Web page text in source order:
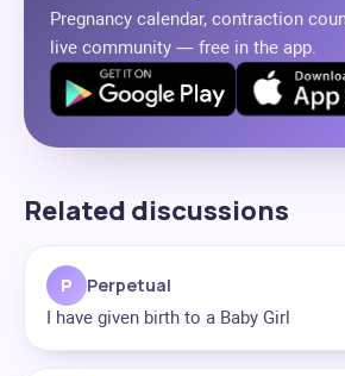
Pregnancy calendar, contraction
live community — free in the app.
Related discussions
P Perpetual
I have given birth to a Baby Girl